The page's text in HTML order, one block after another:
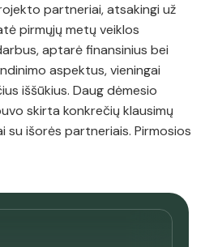
partneriai, atsakingi už
pirmųjų metų veiklos
aptarė finansinius bei
aspektus, vieningai
iššūkius. Daug dėmesio
skirta konkrečių klausimų
su išorės partneriais. Pirmosios